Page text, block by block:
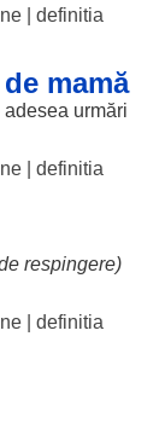
| definitia
mamă
adesea urmări
| definitia
respingere)
| definitia